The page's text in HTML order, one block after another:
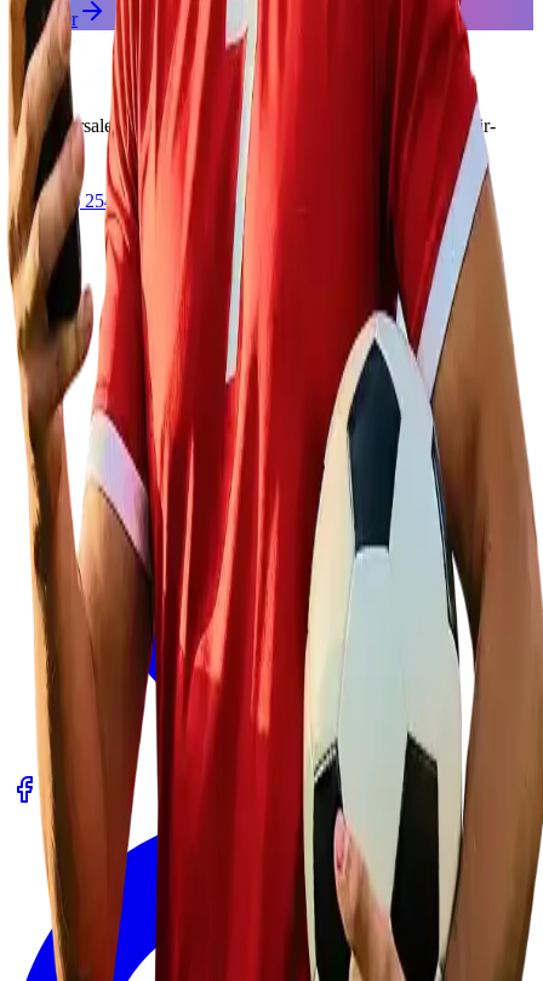
Réserver
18 succursalesd'exception au Québec. Expertise, style et savoir-
faire.
(579) 254-0432 info@barbusportif.ca 18 succursales